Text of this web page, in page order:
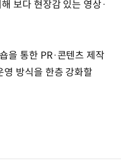
보다 현장감 있는 영상·
을 통한 PR·콘텐츠 제작
방식을 한층 강화할